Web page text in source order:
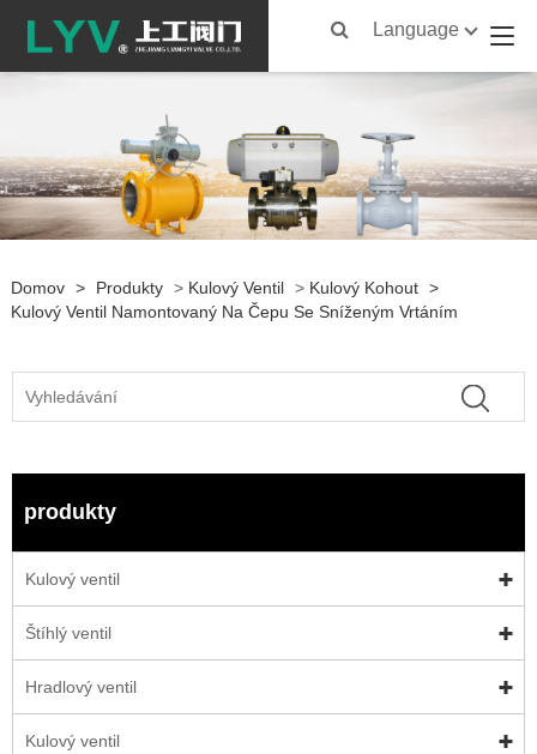
Language
Domov > Produkty > Kulový Ventil > Kulový Kohout >
Kulový Ventil Namontovaný Na Čepu Se Sníženým Vrtáním
produkty
Kulový ventil
Štíhlý ventil
Hradlový ventil
Kulový ventil